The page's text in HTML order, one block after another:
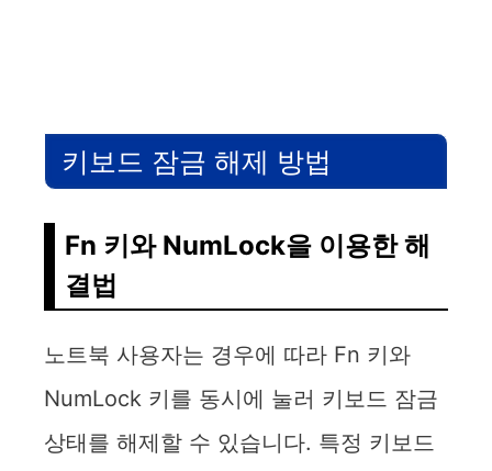
키보드 잠금 해제 방법
Fn 키와 NumLock을 이용한 해
결법
노트북 사용자는 경우에 따라 Fn 키와
NumLock 키를 동시에 눌러 키보드 잠금
상태를 해제할 수 있습니다. 특정 키보드